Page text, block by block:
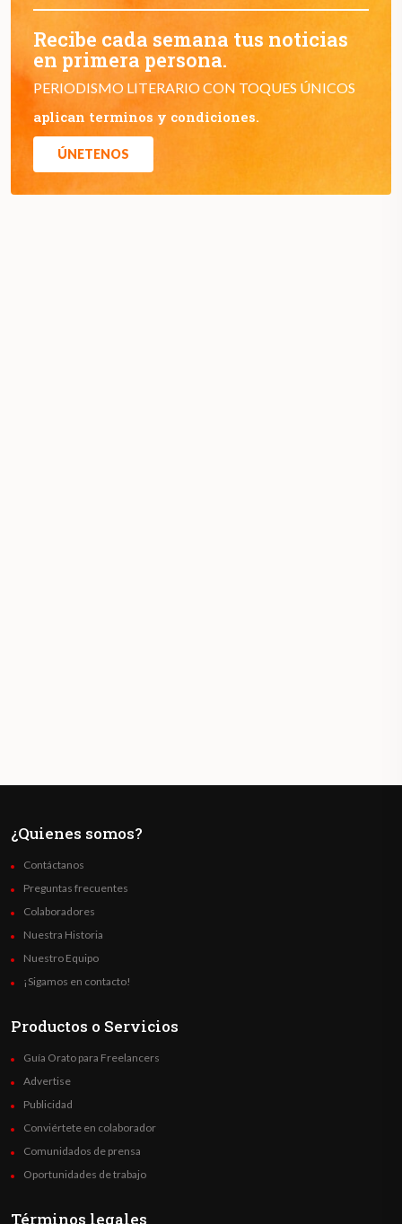
Recibe cada semana tus noticias
en primera persona.
PERIODISMO LITERARIO CON TOQUES ÚNICOS
aplican terminos y condiciones.
ÚNETENOS
¿Quienes somos?
Contáctanos
Preguntas frecuentes
Colaboradores
Nuestra Historia
Nuestro Equipo
¡Sigamos en contacto!
Productos o Servicios
Guía Orato para Freelancers
Advertise
Publicidad
Conviértete en colaborador
Comunidados de prensa
Oportunidades de trabajo
Términos legales